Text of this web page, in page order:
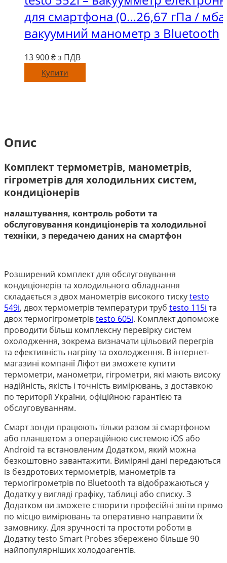
для смартфона (0…26,67 гПа /
вакуумний манометр з Bluetooth
13 900₴ з ПДВ
Купити
Опис
Комплект термометрів, манометрів,
гігрометрів для холодильних систем,
кондиціонерів
налаштування, контроль роботи та
обслуговування кондиціонерів та холодильної
техніки, з передачею даних на смартфон
Розширений комплект для обслуговування
кондиціонерів та холодильного обладнання
складається з двох манометрів високого тискуtesto
549i, двох термометрів температури труб testo 115i та
двох термогігрометрівtesto 605і. Комплект допоможе
проводити більш комплексну перевірку систем
охолодження, зокрема визначати цільовий перегрів
та ефективність нагріву та охолодження. В інтернет-
магазині компанії Ліфот ви зможете купити
термометри, манометри, гігрометри, які мають високу
надійність, якість і точність вимірювань, з доставкою
по території України, офіційною гарантією та
обслуговуванням.
Смарт зонди працюють тільки разом зі смартфоном
або планшетом з операційною системою iOS або
Android та встановленим Додатком, який можна
безкоштовно завантажити. Виміряні дані передаються
із бездротових термометрів, манометрів та
термогігрометрів по Bluetooth та відображаються у
Додатку у вигляді графіку, таблиці або списку. З
Додатком ви зможете створити професійні звіти прямо
по місцю вимірювань та оперативно направити їх
замовнику. Для зручності та простоти роботи в
Додатку testo Smart Probes збережено більше 90
найпопулярніших холодоагентів.